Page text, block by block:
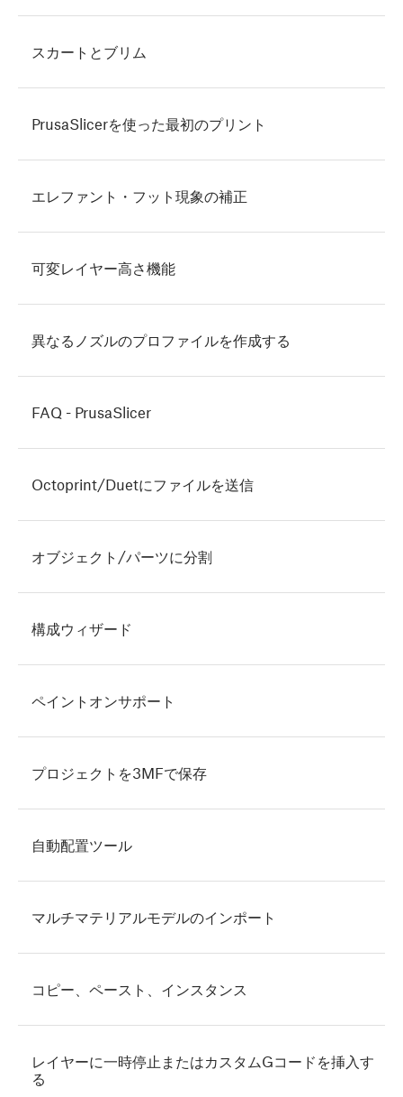
スカートとブリム
PrusaSlicerを使った最初のプリント
エレファント・フット現象の補正
可変レイヤー高さ機能
異なるノズルのプロファイルを作成する
FAQ - PrusaSlicer
Octoprint/Duetにファイルを送信
オブジェクト/パーツに分割
構成ウィザード
ペイントオンサポート
プロジェクトを3MFで保存
自動配置ツール
マルチマテリアルモデルのインポート
コピー、ペースト、インスタンス
レイヤーに一時停止またはカスタムGコードを挿入す
る